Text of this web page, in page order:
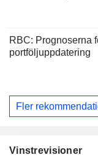
RBC: Prognoserna
portföljuppdatering
Fler
Vinstrevisioner